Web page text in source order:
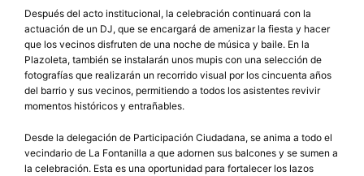
Después del acto institucional, la celebración continuará con la
actuación de un DJ, que se encargará de amenizar la fiesta y hacer
que los vecinos disfruten de una noche de música y baile. En la
Plazoleta, también se instalarán unos mupis con una selección de
fotografías que realizarán un recorrido visual por los cincuenta años
del barrio y sus vecinos, permitiendo a todos los asistentes revivir
momentos históricos y entrañables.
Desde la delegación de Participación Ciudadana, se anima a todo el
vecindario de La Fontanilla a que adornen sus balcones y se sumen a
la celebración. Esta es una oportunidad para fortalecer los lazos